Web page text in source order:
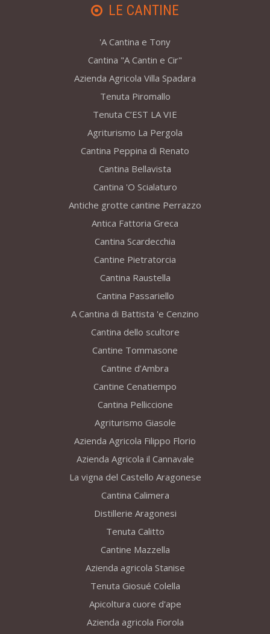
LE CANTINE
'A Cantina e Tony
Cantina "A Cantin e Cir"
Azienda Agricola Villa Spadara
Tenuta Piromallo
Tenuta C’EST LA VIE
Agriturismo La Pergola
Cantina Peppina di Renato
Cantina Bellavista
Cantina 'O Scialaturo
Antiche grotte cantine Perrazzo
Antica Fattoria Greca
Cantina Scardecchia
Cantine Pietratorcia
Cantina Raustella
Cantina Passariello
A Cantina di Battista 'e Cenzino
Cantina dello scultore
Cantine Tommasone
Cantine d’Ambra
Cantine Cenatiempo
Cantina Pelliccione
Agriturismo Giasole
Azienda Agricola Filippo Florio
Azienda Agricola il Cannavale
La vigna del Castello Aragonese
Cantina Calimera
Distillerie Aragonesi
Tenuta Calitto
Cantine Mazzella
Azienda agricola Stanise
Tenuta Giosué Colella
Apicoltura cuore d'ape
Azienda agricola Fiorola